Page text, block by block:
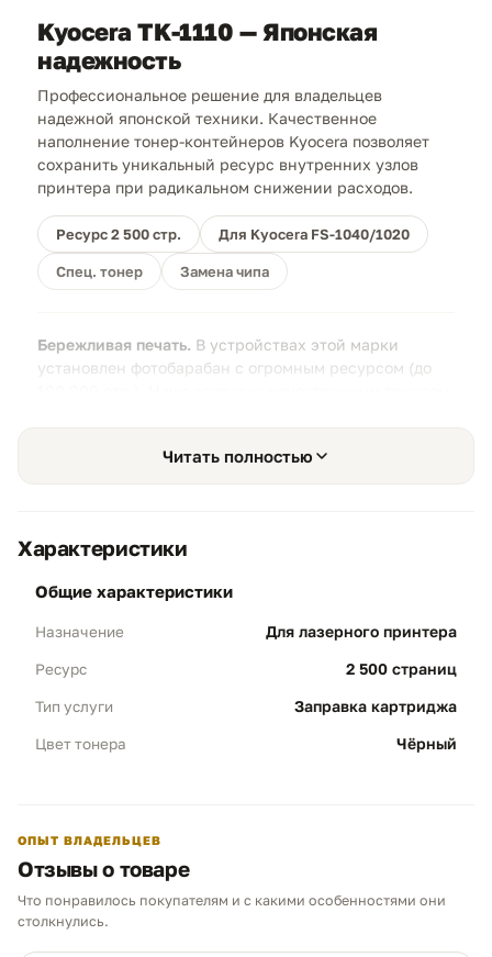
Kyocera TK-1110 — Японская
надежность
Профессиональное решение для владельцев
надежной японской техники. Качественное
наполнение тонер-контейнеров Kyocera позволяет
сохранить уникальный ресурс внутренних узлов
принтера при радикальном снижении расходов.
Ресурс 2 500 стр. Для Kyocera FS-1040/1020
Спец. тонер Замена чипа
Бережливая печать. В устройствах этой марки
установлен фотобарабан с огромным ресурсом (до
дорогостоящего ремонта.
01 Ресурс и экономия
Объем 2 500 стр:
Профессиональная
заявленной нормы, что на 100%
соответствует параметрам оригинального
Результат:
02 Очистка бункера
Чистота печати:
Читать полностью
Характеристики
общие характеристики
Назначение Для лазерного принтера
Ресурс 2 500 страниц
Тип услуги Заправка картриджа
Цвет тонера Чёрный
ОПЫТ ВЛАДЕЛЬЦЕВ
Отзывы о товаре
Что понравилось покупателям и с какими особенностями они
столкнулись.